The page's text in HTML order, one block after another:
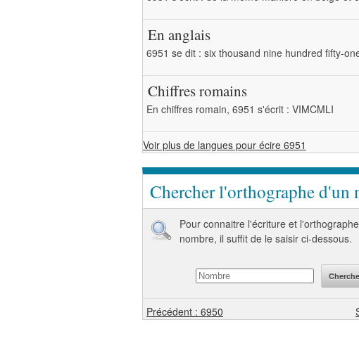
En anglais
6951 se dit : six thousand nine hundred fifty-
Chiffres romains
En chiffres romain, 6951 s'écrit : VIMCMLI
Voir plus de langues pour écire 6951
Chercher l'orthographe d'un
Pour connaitre l'écriture et
nombre, il suffit de le saisir ci-dessous.
Précédent : 6950